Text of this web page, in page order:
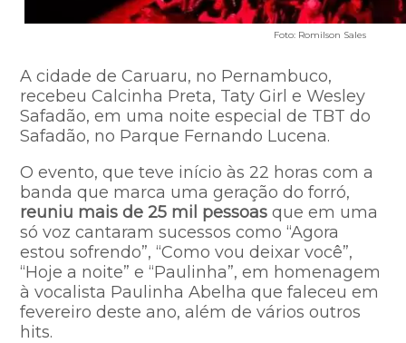
Foto: Romilson Sales
A cidade de Caruaru, no Pernambuco,
recebeu Calcinha Preta, Taty Girl e Wesley
Safadão, em uma noite especial de TBT do
Safadão, no Parque Fernando Lucena.
O evento, que teve início às 22 horas com a
banda que marca uma geração do forró,
reuniu mais de 25 mil pessoas que em uma
só voz cantaram sucessos como “Agora
estou sofrendo”, “Como vou deixar você”,
“Hoje a noite” e “Paulinha”, em homenagem
à vocalista Paulinha Abelha que faleceu em
fevereiro deste ano, além de vários outros
hits.